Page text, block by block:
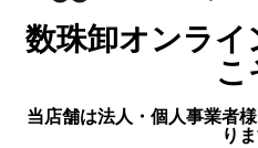
数珠卸オンライ
こ
当店舗は法人・個人事業者
り